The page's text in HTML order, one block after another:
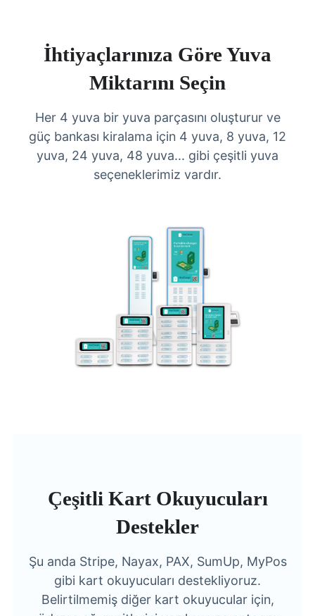
İhtiyaçlarınıza Göre Yuva
Miktarını Seçin
Her 4 yuva bir yuva parçasını oluşturur ve
güç bankası kiralama için 4 yuva, 8 yuva, 12
yuva, 24 yuva, 48 yuva... gibi çeşitli yuva
seçeneklerimiz vardır.
Çeşitli Kart Okuyucuları
Destekler
Şu anda Stripe, Nayax, PAX, SumUp, MyPos
gibi kart okuyucuları destekliyoruz.
Belirtilmemiş diğer kart okuyucular için,